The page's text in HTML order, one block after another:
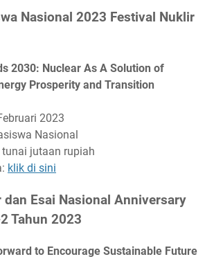
Nasional 2023 Festival Nuklir
2030: Nuclear As A Solution of
Prosperity and Transition
2023
Nasional
tunai jutaan rupiah
klik di sini
dan Esai Nasional Anniversary
Tahun 2023
to Encourage Sustainable Future